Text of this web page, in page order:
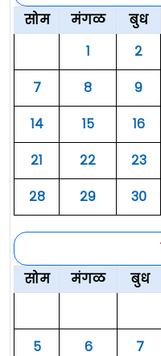
सोम
मंगळ बुध
१
२
७
८ ९
१४
१५ १६
२१
२२ २३
२८
२९ ३०
सोम
मंगळ बुध
५
६ ७